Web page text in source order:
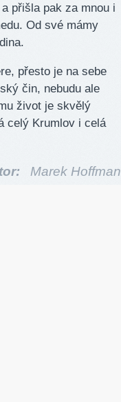
přišla pak za mnou i
Od své mámy
přesto je na sebe
čin, nebudu ale
život je skvělý
celý Krumlov i celá
Marek Hoffman